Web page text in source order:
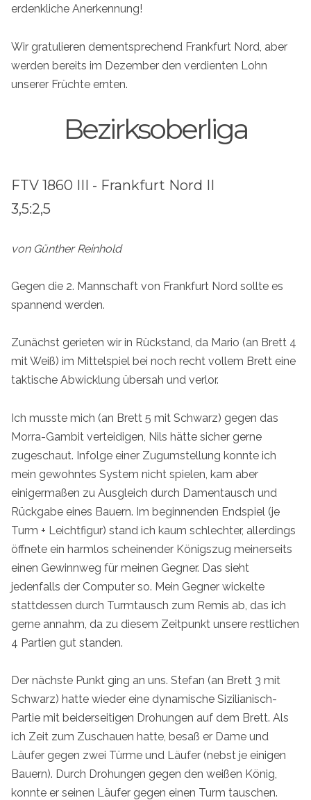
erdenkliche Anerkennung!
Wir gratulieren dementsprechend Frankfurt Nord, aber
werden bereits im Dezember den verdienten Lohn
unserer Früchte ernten.
Bezirksoberliga
FTV 1860 III - Frankfurt Nord II
3,5:2,5
von Günther Reinhold
Gegen die 2. Mannschaft von Frankfurt Nord sollte es
spannend werden.
Zunächst gerieten wir in Rückstand, da Mario (an Brett 4
mit Weiß) im Mittelspiel bei noch recht vollem Brett eine
taktische Abwicklung übersah und verlor.
Ich musste mich (an Brett 5 mit Schwarz) gegen das
Morra-Gambit verteidigen, Nils hätte sicher gerne
zugeschaut. Infolge einer Zugumstellung konnte ich
mein gewohntes System nicht spielen, kam aber
einigermaßen zu Ausgleich durch Damentausch und
Rückgabe eines Bauern. Im beginnenden Endspiel (je
Turm + Leichtfigur) stand ich kaum schlechter, allerdings
öffnete ein harmlos scheinender Königszug meinerseits
einen Gewinnweg für meinen Gegner. Das sieht
jedenfalls der Computer so. Mein Gegner wickelte
stattdessen durch Turmtausch zum Remis ab, das ich
gerne annahm, da zu diesem Zeitpunkt unsere restlichen
4 Partien gut standen.
Der nächste Punkt ging an uns. Stefan (an Brett 3 mit
Schwarz) hatte wieder eine dynamische Sizilianisch-
Partie mit beiderseitigen Drohungen auf dem Brett. Als
ich Zeit zum Zuschauen hatte, besaß er Dame und
Läufer gegen zwei Türme und Läufer (nebst je einigen
Bauern). Durch Drohungen gegen den weißen König,
konnte er seinen Läufer gegen einen Turm tauschen.